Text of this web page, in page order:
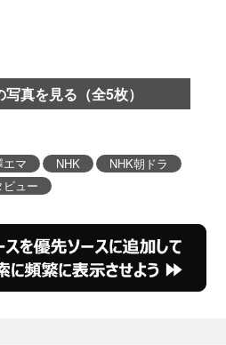
真を見る（全5枚）
エマ NHK
NHK朝ドラ
ビュー